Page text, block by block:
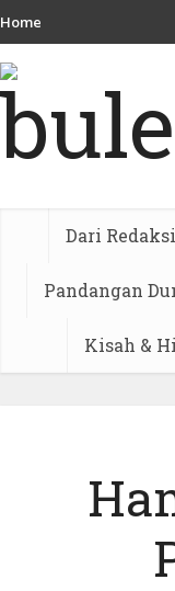
Home
Dari Redaksi
Pandangan
Kisah &